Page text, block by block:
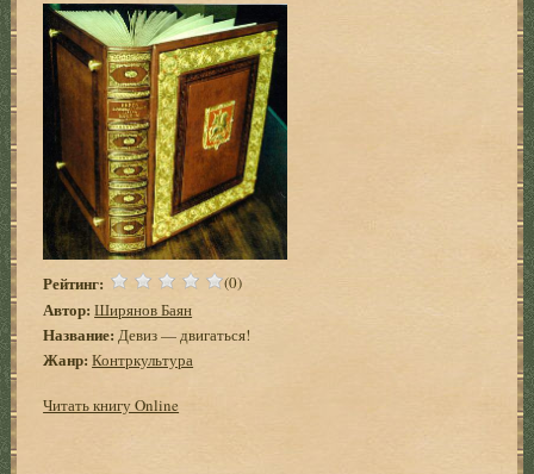
Рейтинг: (0)
Автор: Ширянов Баян
Название: Девиз — двигаться!
Жанр: Контркультура
Читать книгу Online